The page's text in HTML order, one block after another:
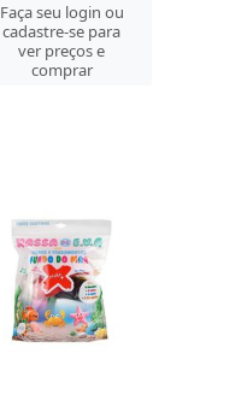
Faça seu login ou
cadastre-se para
ver preços e
comprar